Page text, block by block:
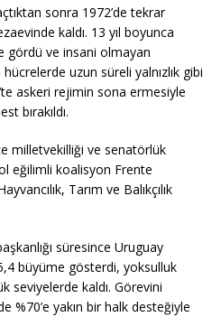
sonra 1972’de tekrar
kaldı. 13 yıl boyunca
gördü ve insani olmayan
uzun süreli yalnızlık gibi
askeri rejimin sona ermesiyle
bırakıldı.
milletvekilliği ve senatörlük
eğilimli koalisyon Frente
Tarım ve Balıkçılık
süresince Uruguay
büyüme gösterdi, yoksulluk
seviyelerde kaldı. Görevini
%70’e yakın bir halk desteğiyle